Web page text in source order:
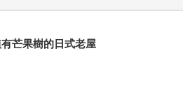
芒果樹的日式老屋